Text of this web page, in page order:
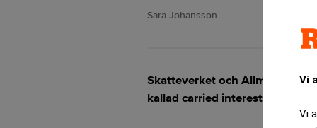
Vi
Vi
Sara Johansson
Skatteverket och Allmänna
kallad carried interest i